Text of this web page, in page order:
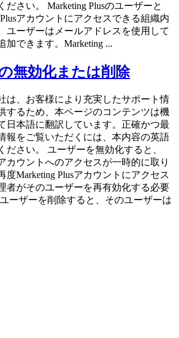
ださい。 Marketing Plusのユーザーと
アカウントにアクセスできる組織内
ユーザーはメールアドレスを使用して
加できます。Marketing ...
無効化または削除
は、お客様により充実したサポート情
するため、本ページのコンテンツは機
日本語に翻訳しています。正確かつ最
報をご覧いただくには、本内容の英語
ださい。 ユーザーを無効化すると、
カウントへのアクセスが一時的に取り
度Marketing Plusアカウントにアクセス
者がそのユーザーを再有効化する必要
ーザーを削除すると、そのユーザーは